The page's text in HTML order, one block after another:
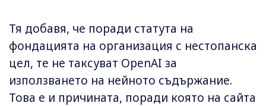
Тя добавя, че поради статута на
фондацията на организация с нестопанска
цел, те не таксуват OpenAI за
използването на нейното съдържание.
Това е и причината, поради която на сайта